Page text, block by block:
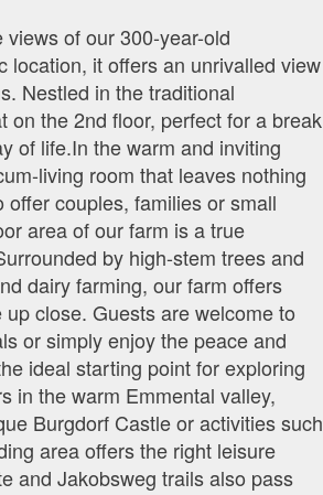
of our 300-year-old
location, it offers an unrivalled view
Nestled in the traditional
the 2nd floor, perfect for a break
of life.In the warm and inviting
living room that leaves nothing
couples, families or small
area of our farm is a true
by high-stem trees and
dairy farming, our farm offers
close. Guests are welcome to
or simply enjoy the peace and
ideal starting point for exploring
in the warm Emmental valley,
Burgdorf Castle or activities such
area offers the right leisure
and Jakobsweg trails also pass